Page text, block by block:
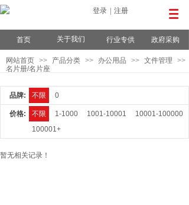
登录 注册
首页 关于我们 行业专供 政府采购
网站首页 >> 产品分类 >> 办公用品 >> 文件管理
>>
名片册/名片座
品牌: 不限 0
价格: 不限 1-1000 1001-10001
10001-100000
100001+
暂无相关记录！